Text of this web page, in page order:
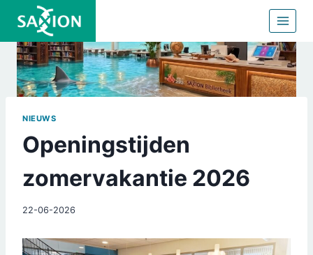
Doorgaan
naar
NIEUWS
Openingstijden
zomervakantie 2026
22-06-2026